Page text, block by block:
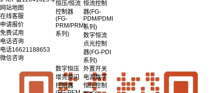
恒压/恒流
控制器
(FG-
PRM/PRMI
系列)
恒流控制
器(FG-
PDM/PDMI
系列)
数字恒流
点光控制
器(FG-PDI
系列)
数字恒压
增亮频闪
控制器
外置开关
电源数字
恒压控制
网站地图
在线客服
申请报价
免费试用
电话咨询
电话16621188653
微信咨询